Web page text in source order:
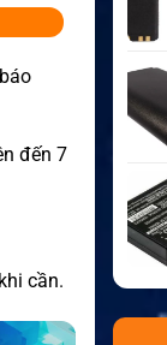
đến 7
cần.